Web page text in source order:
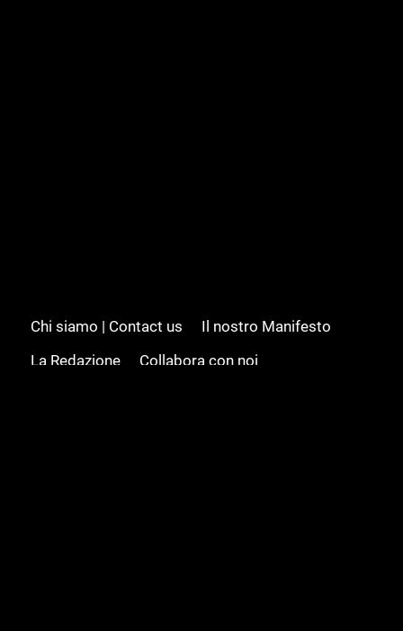
Chi siamo | Contact us
Il nostro Manifesto
La Redazione
Collabora con noi